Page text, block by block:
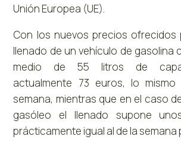
Unión Europea (UE).
Con los nuevos precios ofrecidos
llenado de un vehículo de gasolina
medio de 55 litros de
actualmente 73 euros, lo
semana, mientras que en el caso
gasóleo el llenado supone
prácticamente igual al de la semana